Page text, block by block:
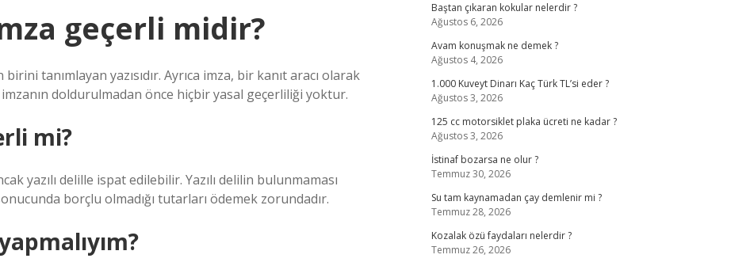
geçerli midir?
tanımlayan yazısıdır. Ayrıca imza, bir kanıt aracı olarak
doldurulmadan önce hiçbir yasal geçerliliği yoktur.
mi?
yazılı delille ispat edilebilir. Yazılı delilin bulunmaması
borçlu olmadığı tutarları ödemek zorundadır.
Baştan çıkaran kokular nelerdir ?
Ağustos 6, 2026
Avam konuşmak ne demek ?
Ağustos 4, 2026
1.000 Kuveyt Dinarı Kaç Türk TL’si eder ?
Ağustos 3, 2026
125 cc motorsiklet plaka ücreti ne kadar ?
Ağustos 3, 2026
İstinaf bozarsa ne olur ?
Temmuz 30, 2026
Su tam kaynamadan çay demlenir mi ?
Temmuz 28, 2026
Kozalak özü faydaları nelerdir ?
Temmuz 26, 2026